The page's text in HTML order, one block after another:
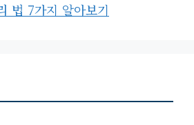
법 7가지 알아보기